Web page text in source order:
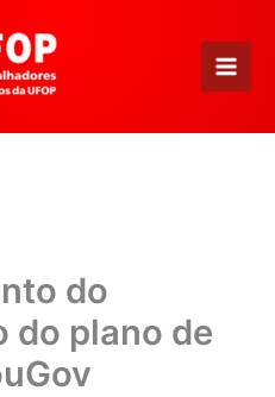
do
do plano de